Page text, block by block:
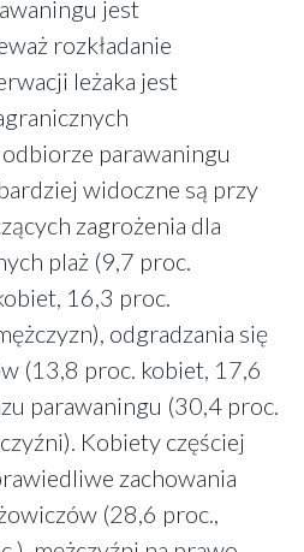
jest
rozkładanie
leżaka jest
parawaningu
widoczne są przy
zagrożenia dla
plaż (9,7 proc.
16,3 proc.
odgradzania się
(13,8 proc. kobiet, 17,6
parawaningu (30,4 proc.
Kobiety częściej
zachowania
(28,6 proc.,